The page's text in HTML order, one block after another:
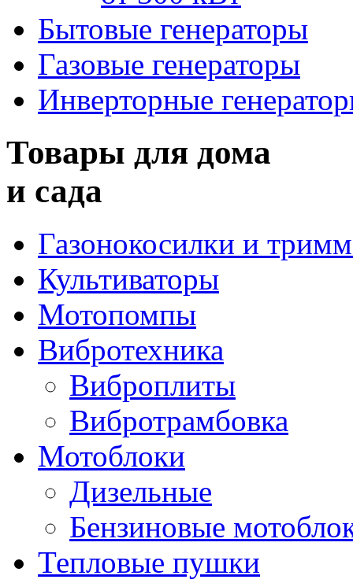
Бытовые генераторы
Газовые генераторы
Инверторные
Товары для дома
и сада
Газонокосилки и
Культиваторы
Мотопомпы
Вибротехника
Виброплиты
Вибротрамбовка
Мотоблоки
Дизельные
Бензиновые
Тепловые пушки